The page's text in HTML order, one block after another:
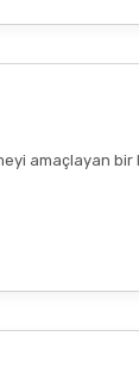
amaçlayan